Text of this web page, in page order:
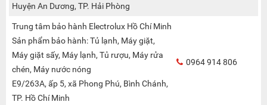
Huyện An Dương, TP. Hải Phòng
Trung tâm bảo hành Electrolux Hồ Chí Minh
Sản phẩm bảo hành: Tủ lạnh, Máy giặt,
Máy giặt sấy, Máy lạnh, Tủ rượu, Máy rửa
chén, Máy nước nóng
E9/263A, ấp 5, xã Phong Phú, Bình Chánh,
TP. Hồ Chí Minh
0964 914 806